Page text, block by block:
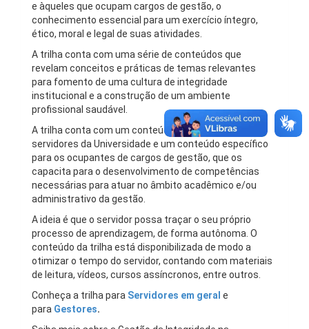
e àqueles que ocupam cargos de gestão, o
conhecimento essencial para um exercício íntegro,
ético, moral e legal de suas atividades.
A trilha conta com uma série de conteúdos que
revelam conceitos e práticas de temas relevantes
para fomento de uma cultura de integridade
institucional e a construção de um ambiente
profissional saudável.
A trilha conta com um conteúdo geral para todos os
servidores da Universidade e um conteúdo específico
para os ocupantes de cargos de gestão, que os
capacita para o desenvolvimento de competências
necessárias para atuar no âmbito acadêmico e/ou
administrativo da gestão.
A ideia é que o servidor possa traçar o seu próprio
processo de aprendizagem, de forma autônoma. O
conteúdo da trilha está disponibilizada de modo a
otimizar o tempo do servidor, contando com materiais
de leitura, vídeos, cursos assíncronos, entre outros.
Conheça a trilha para Servidores em geral e
para Gestores.